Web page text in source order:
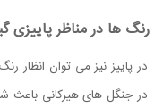
رنگ ها در مناظر پاییزی
در پاییز نیز می توان
در جنگل های هیرکانی باعث